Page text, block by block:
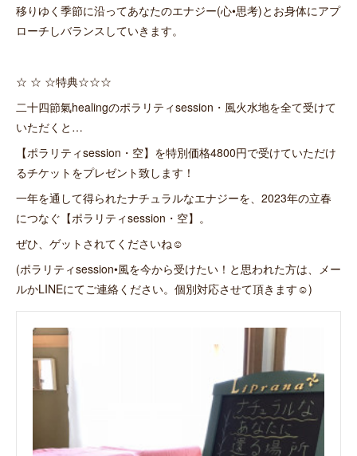
移りゆく季節に沿ってあなたのエナジー(心•思考)とお身体にアプ
ローチしバランスしていきます。
☆ ☆ ☆特典☆☆☆
二十四節氣healingのポラリティsession・風火水地を全て受けて
いただくと…
【ポラリティsession・空】を特別価格4800円で受けていただけ
るチケットをプレゼント致します！
一年を通して得られたナチュラルなエナジーを、2023年の立春
につなぐ【ポラリティsession・空】。
ぜひ、ゲットされてくださいね☺︎
(ポラリティsession•風を今から受けたい！と思われた方は、メー
ルかLINEにてご連絡ください。個別対応させて頂きます☺︎)